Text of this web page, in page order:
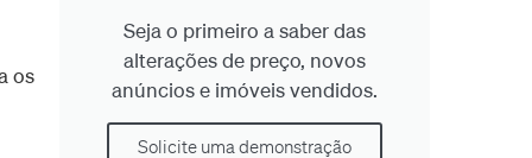
os
Seja o primeiro a saber das
alterações de preço, novos
anúncios e imóveis vendidos.
Solicite uma demonstração